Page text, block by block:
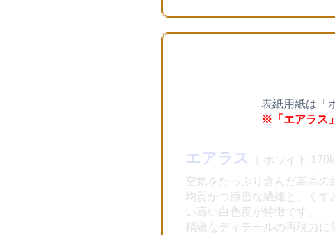
表紙用紙は「
※「エアラス
エアラス
［ ホワイト
空気をたっぷり含んだ嵩高の
均質かつ緻密な繊維と、くす
い高い白色度が特徴です。
精緻なディテールの再現力に